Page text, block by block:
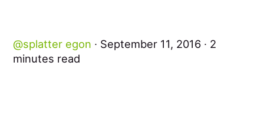
splatter egon September 11, 2016
2
minutes read